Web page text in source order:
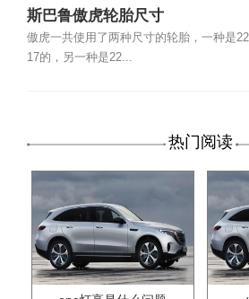
斯巴鲁傲虎轮胎尺寸
傲虎一共使用了两种尺寸的轮胎，一种是
17的，另一种是22...
热门阅读